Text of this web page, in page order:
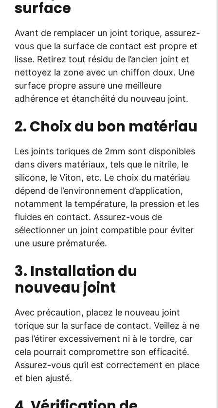
surface
Avant de remplacer un joint torique, assurez-
vous que la surface de contact est propre et
lisse. Retirez tout résidu de l’ancien joint et
nettoyez la zone avec un chiffon doux. Une
surface propre assure une meilleure
adhérence et étanchéité du nouveau joint.
2. Choix du bon matériau
Les joints toriques de 2mm sont disponibles
dans divers matériaux, tels que le nitrile, le
silicone, le Viton, etc. Le choix du matériau
dépend de l’environnement d’application,
notamment la température, la pression et les
fluides en contact. Assurez-vous de
sélectionner un joint compatible pour éviter
une usure prématurée.
3. Installation du
nouveau joint
Avec précaution, placez le nouveau joint
torique sur la surface de contact. Veillez à ne
pas l’étirer excessivement ni à le tordre, car
cela pourrait compromettre son efficacité.
Assurez-vous qu’il est correctement en place
et bien ajusté.